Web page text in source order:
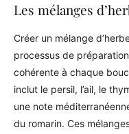
Les mélanges
Créer un mélange
processus de
cohérente à chaque
inclut le persil, l’ail, le
une note
du romarin. Ces